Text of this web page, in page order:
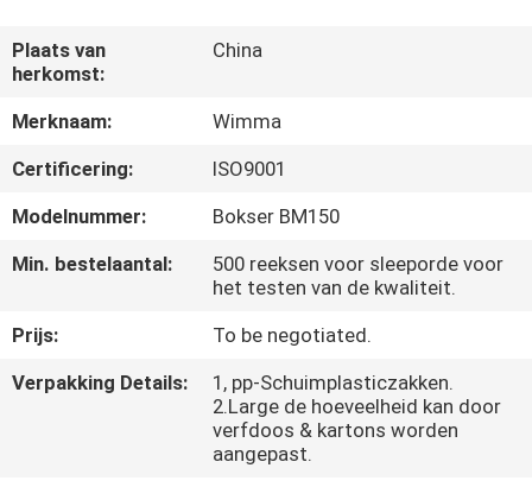
OVER
ONS
FABRIEKSTOCHT
KWALITEITSCONTROLE
NIEUWS
Plaats van
herkomst:
China
Merknaam:
Wimma
Certificering:
ISO9001
Modelnummer:
Bokser BM150
Min. bestelaantal:
500 reeksen voor sleeporde voor
het testen van de kwaliteit.
Prijs:
To be negotiated.
Verpakking Details:
1, pp-Schuimplasticzakken.
2.Large de hoeveelheid kan door
verfdoos & kartons worden
aangepast.